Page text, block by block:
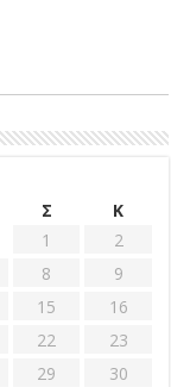
Σ
Κ
1
2
8
9
15
16
22
23
29
30